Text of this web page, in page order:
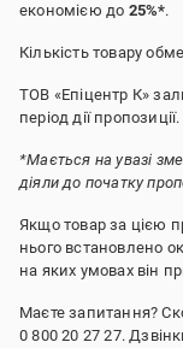
економією до 25%*.
Кількість товару
ТОВ «Епіцентр К»
період дії пропозиції.
*Мається на увазі
діяли до початку
Якщо товар за цією
нього встановлено
на яких умовах він
Маєте запитання?
0 800 20 27 27.